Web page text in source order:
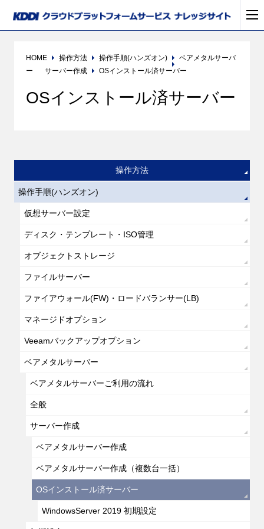
HOME 操作方法 操作手順(ハンズオン)
ベアメタルサーバ
ー
サーバー作成 OSインストール済サーバー
OSインストール済サーバー
操作方法
操作手順(ハンズオン)
仮想サーバー設定
ディスク・テンプレート・ISO管理
オブジェクトストレージ
ファイルサーバー
ファイアウォール(FW)・ロードバランサー(LB)
マネージドオプション
Veeamバックアップオプション
ベアメタルサーバー
ベアメタルサーバーご利用の流れ
全般
サーバー作成
ベアメタルサーバー作成
ベアメタルサーバー作成（複数台一括）
OSインストール済サーバー
WindowsServer 2019 初期設定